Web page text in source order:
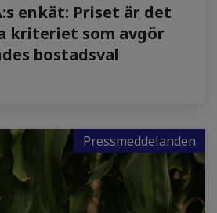
enkät: Priset är det
kriteriet som avgör
bostadsval
Pressmeddelanden